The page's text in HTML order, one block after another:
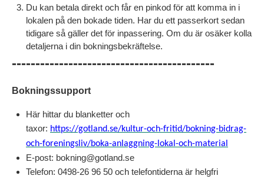
Du kan betala direkt och får en pinkod för att komma in i
lokalen på den bokade tiden. Har du ett passerkort sedan
tidigare så gäller det för inpassering. Om du är osäker kolla
detaljerna i din bokningsbekräftelse.
-------------------------------------------
Bokningssupport
Här hittar du blanketter och
taxor: https://gotland.se/kultur-och-fritid/bokning-bidrag-
och-foreningsliv/boka-anlaggning-lokal-och-material
E-post: bokning@gotland.se
Telefon: 0498-26 96 50 och telefontiderna är helgfri